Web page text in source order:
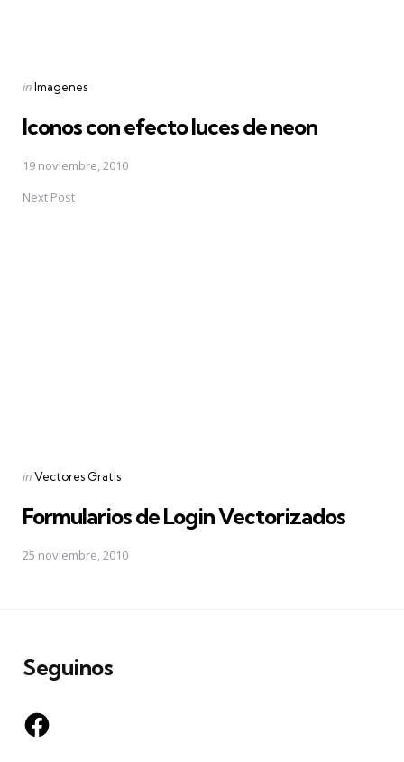
Posted
inImagenes
Iconos con efecto luces de neon
19 noviembre, 2010
Next Post
Posted
inVectores Gratis
Formularios de Login Vectorizados
25 noviembre, 2010
Seguinos
Facebook